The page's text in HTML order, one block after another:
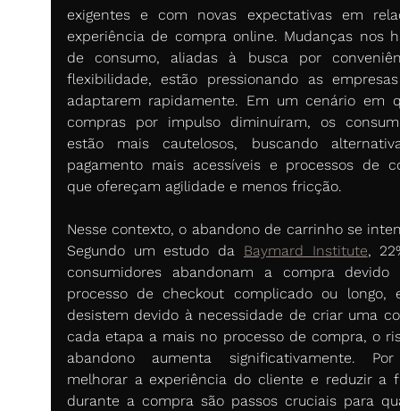
exigentes e com novas expectativas em
experiência de compra online. Mudanças nos
de consumo, aliadas à busca por
flexibilidade, estão pressionando as
adaptarem rapidamente. Em um cenário em
compras por impulso diminuíram, os
estão mais cautelosos, buscando
pagamento mais acessíveis e processos de
que ofereçam agilidade e menos fricção.
Nesse contexto, o abandono de carrinho se
Segundo um estudo da Baymard Institute,
consumidores abandonam a compra
processo de checkout complicado ou longo,
desistem devido à necessidade de criar uma
cada etapa a mais no processo de compra, o
abandono aumenta significativamente.
melhorar a experiência do cliente e reduzir a
durante a compra são passos cruciais para